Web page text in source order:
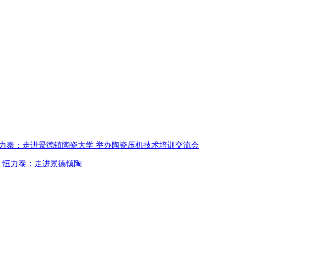
恒力泰：走进景德镇陶